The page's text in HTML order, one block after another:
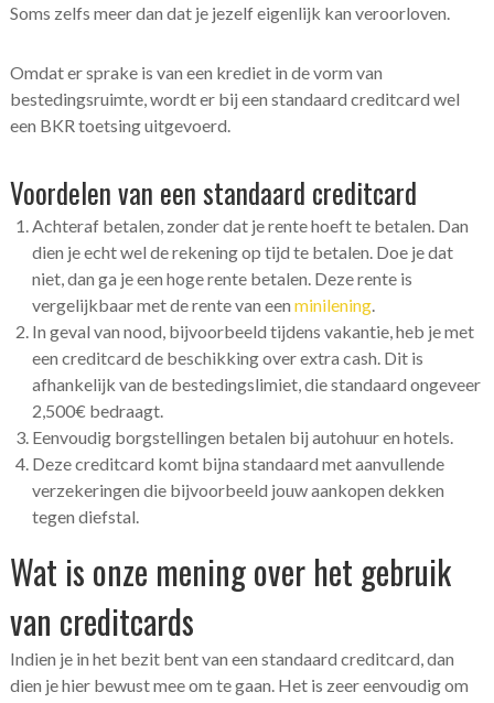
Soms zelfs meer dan dat je jezelf eigenlijk kan veroorloven.
Omdat er sprake is van een krediet in de vorm van
bestedingsruimte, wordt er bij een standaard creditcard wel
een BKR toetsing uitgevoerd.
Voordelen van een standaard creditcard
Achteraf betalen, zonder dat je rente hoeft te betalen. Dan
dien je echt wel de rekening op tijd te betalen. Doe je dat
niet, dan ga je een hoge rente betalen. Deze rente is
vergelijkbaar met de rente van een minilening.
In geval van nood, bijvoorbeeld tijdens vakantie, heb je met
een creditcard de beschikking over extra cash. Dit is
afhankelijk van de bestedingslimiet, die standaard ongeveer
2,500€ bedraagt.
Eenvoudig borgstellingen betalen bij autohuur en hotels.
Deze creditcard komt bijna standaard met aanvullende
verzekeringen die bijvoorbeeld jouw aankopen dekken
tegen diefstal.
Wat is onze mening over het gebruik
van creditcards
Indien je in het bezit bent van een standaard creditcard, dan
dien je hier bewust mee om te gaan. Het is zeer eenvoudig om